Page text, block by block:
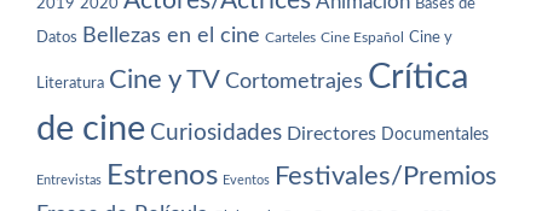
2019 2020
Bases de
Datos Bellezas en el cine Carteles Cine Español Cine y
Literatura Cine y TV Cortometrajes Crítica
de cine Curiosidades Directores Documentales
Entrevistas Estrenos Eventos Festivales/Premios